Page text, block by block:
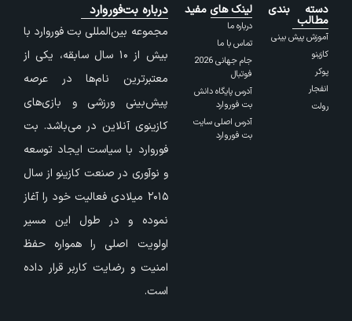
دسته بندی
مطالب
آموزش پیش بینی
کازینو
پوکر
انفجار
رولت
لینک های مفید
درباره ما
تماس با ما
جام جهانی 2026
فوتبال
آدرس پایگاه دانش
بت فوروارد
آدرس اصلی سایت
بت فوروارد
درباره بت‌فوروارد
مجموعه بین‌المللی بت فوروارد با
بیش از ۱۰ سال سابقه، یکی از
معتبرترین نام‌ها در عرصه
پیش‌بینی ورزشی و بازی‌های
کازینوی آنلاین در می‌باشد. بت
فوروارد با سیاست ایجاد توسعه
و نوآوری در صنعت کازینو از سال
۲۰۱۵ میلادی فعالیت خود را آغاز
نموده و در طول این مسیر
اولویت اصلی را همواره حفظ
امنیت و رضایت کاربر قرار داده
است.